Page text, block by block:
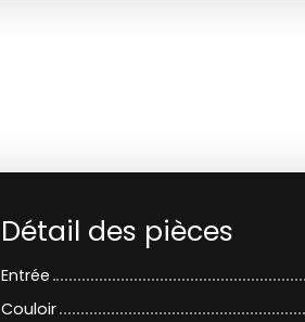
Détail des pièces
Entrée
Couloir